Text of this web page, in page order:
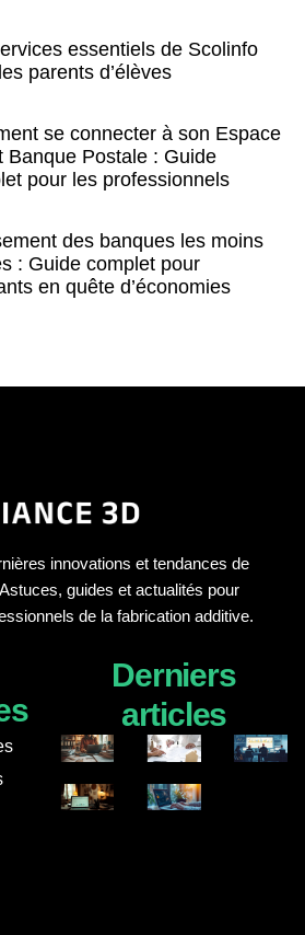
essentiels de Scolinfo
parents d’élèves
se connecter à son Espace
Banque Postale : Guide
pour les professionnels
des banques les moins
: Guide complet pour
en quête d’économies
innovations et tendances de
guides et actualités pour
de la fabrication additive.
Derniers
articles